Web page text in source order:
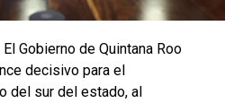
en juventudes
En este marco, se contempla
Comunitarios en el país.
Gobierno de Quintana Roo
decisivo para el
del sur del estado, al